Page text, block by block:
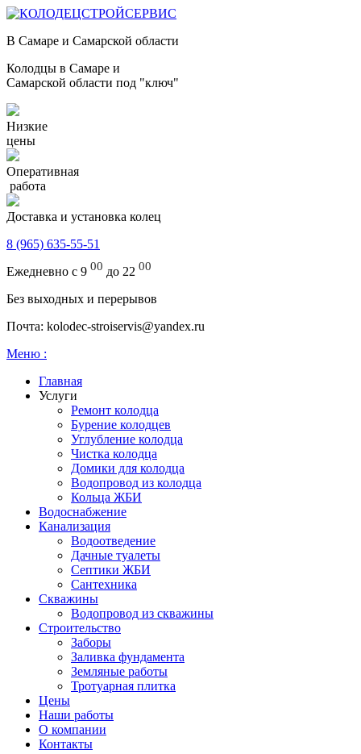
В Самаре и Самарской области
Колодцы в Самаре и
Самарской области под "ключ"
Низкие
цены
Оперативная
работа
Доставка и установка колец
8 (965) 635-55-51
Ежедневно с 9 00 до 22 00
Без выходных и перерывов
Почта: kolodec-stroiservis@yandex.ru
Меню :
Главная
Услуги
Ремонт колодца
Бурение колодцев
Углубление колодца
Чистка колодца
Домики для колодца
Водопровод из колодца
Кольца ЖБИ
Водоснабжение
Канализация
Водоотведение
Дачные туалеты
Септики ЖБИ
Сантехника
Скважины
Водопровод из скважины
Строительство
Заборы
Заливка фундамента
Земляные работы
Тротуарная плитка
Цены
Наши работы
О компании
Контакты